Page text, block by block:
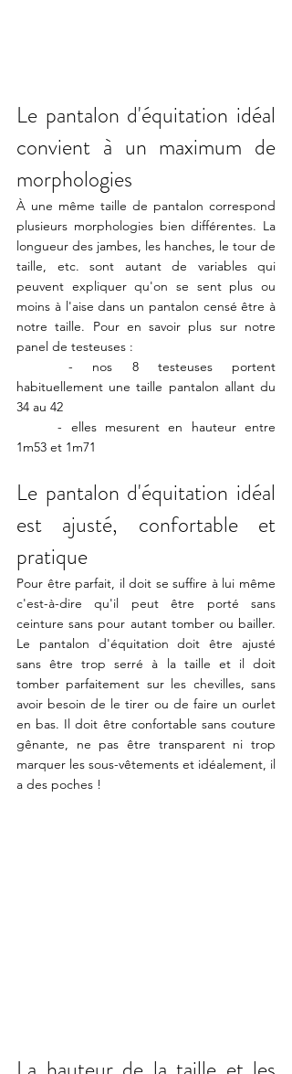
Le pantalon d'équitation idéal
convient à un maximum de
morphologies
À une même taille de pantalon correspond
plusieurs morphologies bien différentes. La
longueur des jambes, les hanches, le tour de
taille, etc. sont autant de variables qui
peuvent expliquer qu'on se sent plus ou
moins à l'aise dans un pantalon censé être à
notre taille. Pour en savoir plus sur notre
panel de testeuses :
	- nos 8 testeuses portent
habituellement une taille pantalon allant du
34 au 42
	- elles mesurent en hauteur entre
1m53 et 1m71
Le pantalon d'équitation idéal
est ajusté, confortable et
pratique
Pour être parfait, il doit se suffire à lui même
c'est-à-dire qu'il peut être porté sans
ceinture sans pour autant tomber ou bailler.
Le pantalon d'équitation doit être ajusté
sans être trop serré à la taille et il doit
tomber parfaitement sur les chevilles, sans
avoir besoin de le tirer ou de faire un ourlet
en bas. Il doit être confortable sans couture
gênante, ne pas être transparent ni trop
marquer les sous-vêtements et idéalement, il
a des poches !